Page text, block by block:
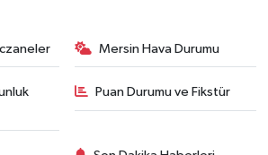
Mersin Hava Durumu
Puan Durumu ve Fikstür